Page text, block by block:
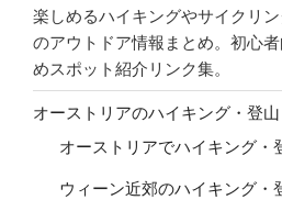
楽しめるハイキングやサイクリ
のアウトドア情報まとめ。初心
めスポット紹介リンク集。
オーストリアのハイキング・登山
オーストリアでハイキング・
ウィーン近郊のハイキング・